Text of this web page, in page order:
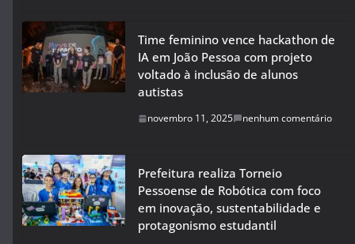
Time feminino vence hackathon de
IA em João Pessoa com projeto
voltado à inclusão de alunos
autistas
novembro 11, 2025 nenhum comentário
Prefeitura realiza Torneio
Pessoense de Robótica com foco
em inovação, sustentabilidade e
protagonismo estudantil